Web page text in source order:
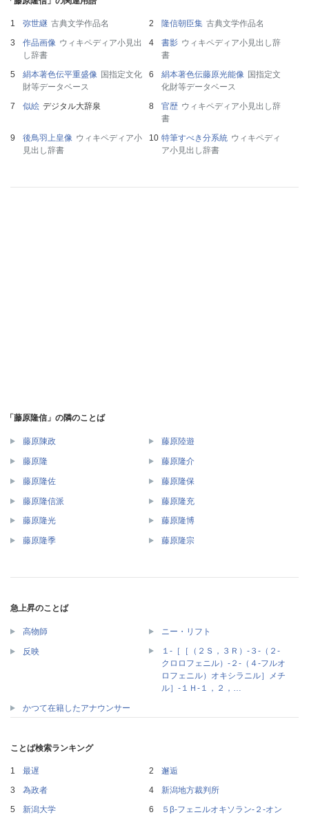
弥世継 古典文学作品名 隆信朝臣集 古典文学作品名
作品画像 ウィキペディア小見出
し辞書
書影 ウィキペディア小見出し辞
書
絹本著色伝平重盛像 国指定文化
財等データベース
絹本著色伝藤原光能像 国指定文
化財等データベース
似絵 デジタル大辞泉 官歴 ウィキペディア小見出し辞
書
後鳥羽上皇像 ウィキペディア小
見出し辞書
特筆すべき分系統 ウィキペディ
ア小見出し辞書
「藤原隆信」の隣のことば
藤原陳政 藤原陸遊
藤原隆 藤原隆介
藤原隆佐 藤原隆保
藤原隆信派 藤原隆充
藤原隆光 藤原隆博
藤原隆季 藤原隆宗
急上昇のことば
高物師 ニー・リフト
反映
１‐［［（２Ｓ，３Ｒ）‐３‐（２‐
クロロフェニル）‐２‐（４‐フルオ
ロフェニル）オキシラニル］メチ
ル］‐１Ｈ‐１，２，…
かつて在籍したアナウンサー
ことば検索ランキング
最遅
邂逅
為政者
新潟地方裁判所
新潟大学
５β‐フェニルオキソラン‐２‐オン